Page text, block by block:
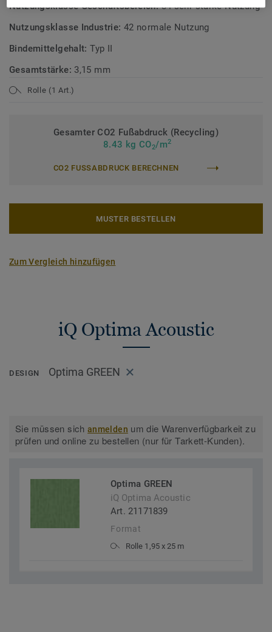
Nutzungsklasse Geschäftsbereich:34 sehr starke Nutzung
Nutzungsklasse Industrie: 42 normale Nutzung
Bindemittelgehalt:Typ II
Gesamtstärke: 3,15 mm
Rolle (1 Art.)
Gesamter CO2 Fußabdruck (Recycling)
8.43 kg CO2/m2
CO2 FUSSABDRUCK BERECHNEN
MUSTER BESTELLEN
Zum Vergleich hinzufügen
iQ Optima Acoustic
DESIGN Optima GREEN
Sie müssen sichanmelden um die Warenverfügbarkeit zu
prüfen und online zu bestellen (nur für Tarkett-Kunden).
Optima GREEN
iQ Optima Acoustic
Art. 21171839
Format
Rolle 1,95 x 25 m